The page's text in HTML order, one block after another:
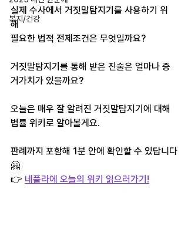
복지/건강
실제 수사에서 거짓말탐지기를 사용하기 위
해
필요한 법적 전제조건은 무엇일까요?
거짓말탐지기를 통해 받은 진술은 얼마나 증
거가치가 있을까요?
오늘은 매우 잘 알려진 거짓말탐지기에 대해
법률 위키로 알아볼게요.
판례까지 포함해 1분 안에 확인할 수 있답니다
🤗
👉 네플라에 오늘의 위키 읽으러가기!